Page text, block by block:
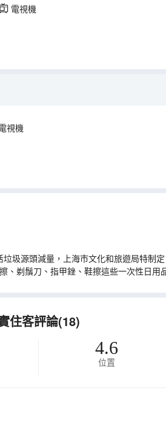
電視機
視機
圾源頭減量，上海市文化和旅遊局特制
剃鬚刀、指甲銼、鞋擦這些一次性日用
住客評論(18)
4.6
位置